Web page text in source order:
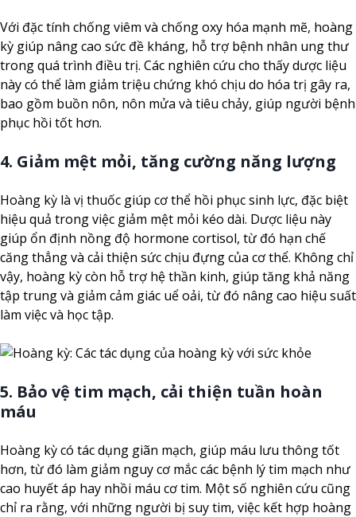
Với đặc tính chống viêm và chống oxy hóa mạnh mẽ, hoàng
kỳ giúp nâng cao sức đề kháng, hỗ trợ bệnh nhân ung thư
trong quá trình điều trị. Các nghiên cứu cho thấy dược liệu
này có thể làm giảm triệu chứng khó chịu do hóa trị gây ra,
bao gồm buồn nôn, nôn mửa và tiêu chảy, giúp người bệnh
phục hồi tốt hơn.
4. Giảm mệt mỏi, tăng cường năng lượng
Hoàng kỳ là vị thuốc giúp cơ thể hồi phục sinh lực, đặc biệt
hiệu quả trong việc giảm mệt mỏi kéo dài. Dược liệu này
giúp ổn định nồng độ hormone cortisol, từ đó hạn chế
căng thẳng và cải thiện sức chịu đựng của cơ thể. Không chỉ
vậy, hoàng kỳ còn hỗ trợ hệ thần kinh, giúp tăng khả năng
tập trung và giảm cảm giác uể oải, từ đó nâng cao hiệu suất
làm việc và học tập.
5. Bảo vệ tim mạch, cải thiện tuần hoàn
máu
Hoàng kỳ có tác dụng giãn mạch, giúp máu lưu thông tốt
hơn, từ đó làm giảm nguy cơ mắc các bệnh lý tim mạch như
cao huyết áp hay nhồi máu cơ tim. Một số nghiên cứu cũng
chỉ ra rằng, với những người bị suy tim, việc kết hợp hoàng